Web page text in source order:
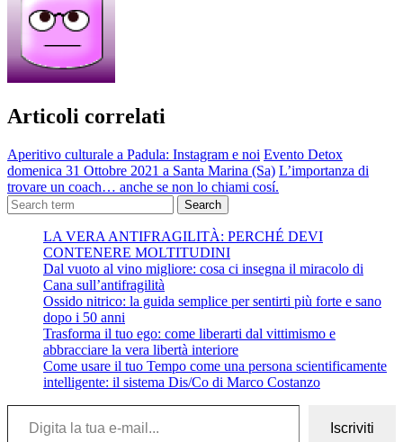
Articoli correlati
Aperitivo culturale a Padula: Instagram e noi Evento Detox
domenica 31 Ottobre 2021 a Santa Marina (Sa) L’importanza di
trovare un coach… anche se non lo chiami cosí.
Search
LA VERA ANTIFRAGILITÀ: PERCHÉ DEVI
CONTENERE MOLTITUDINI
Dal vuoto al vino migliore: cosa ci insegna il miracolo di
Cana sull’antifragilità
Ossido nitrico: la guida semplice per sentirti più forte e sano
dopo i 50 anni
Trasforma il tuo ego: come liberarti dal vittimismo e
abbracciare la vera libertà interiore
Come usare il tuo Tempo come una persona scientificamente
intelligente: il sistema Dis/Co di Marco Costanzo
Digita la tua e-mail...
Iscriviti